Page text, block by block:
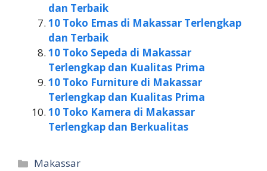
dan Terbaik
10 Toko Emas di Makassar Terlengkap
dan Terbaik
10 Toko Sepeda di Makassar
Terlengkap dan Kualitas Prima
10 Toko Furniture di Makassar
Terlengkap dan Kualitas Prima
10 Toko Kamera di Makassar
Terlengkap dan Berkualitas
Kategori
Makassar